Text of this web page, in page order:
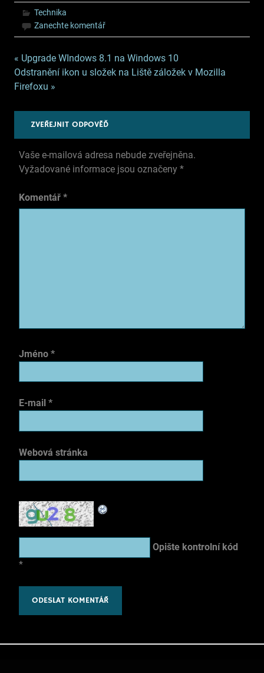
Technika
Zanechte komentář
Navigace
pro
příspěvek
« Upgrade WIndows 8.1 na Windows 10
Odstranění ikon u složek na Liště záložek v Mozilla
Firefoxu »
ZVEŘEJNIT ODPOVĚĎ
Vaše e-mailová adresa nebude zveřejněna.
Vyžadované informace jsou označeny *
Komentář *
Jméno *
E-mail *
Webová stránka
Opište kontrolní kód
*